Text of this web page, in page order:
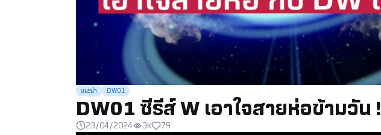
แนะนำ DW01
DW01 ซีรีส์ W เอาใจสายห่อข้ามวัน !
23/04/2024 3k 79